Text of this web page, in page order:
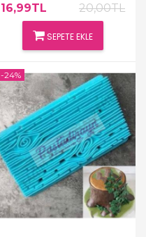
16,99TL 20,00TL
SEPETE EKLE
-24%